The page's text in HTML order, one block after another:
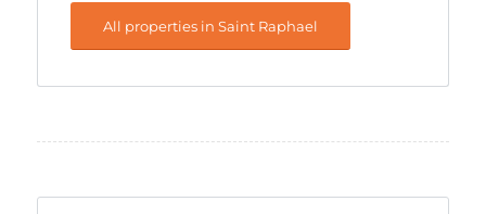
All properties in Saint Raphael